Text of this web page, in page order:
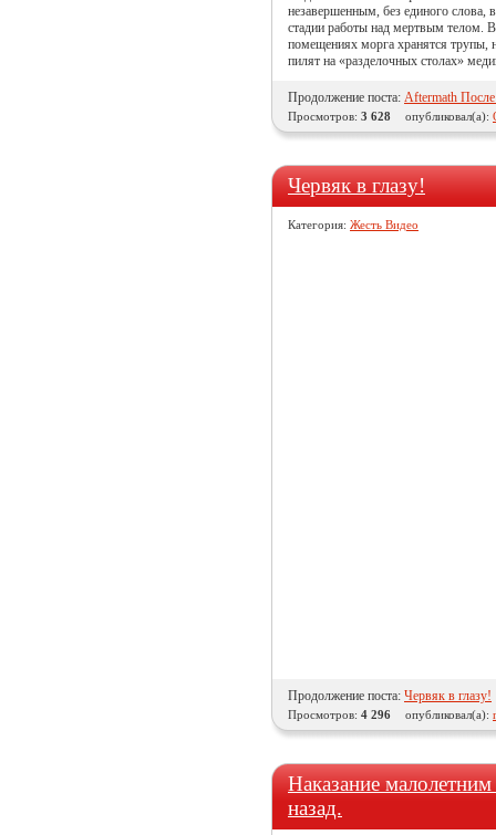
незавершенным, без единого слова,
стадии работы над мертвым телом.
помещениях морга хранятся трупы,
пилят на «разделочных столах»
Продолжение поста: Aftermath
Просмотров: 3 628 опубликовал(а):
Червяк в глазу!
Категория: Жесть Видео
Продолжение поста: Червяк в глазу!
Просмотров: 4 296 опубликовал(а):
Наказание
назад.